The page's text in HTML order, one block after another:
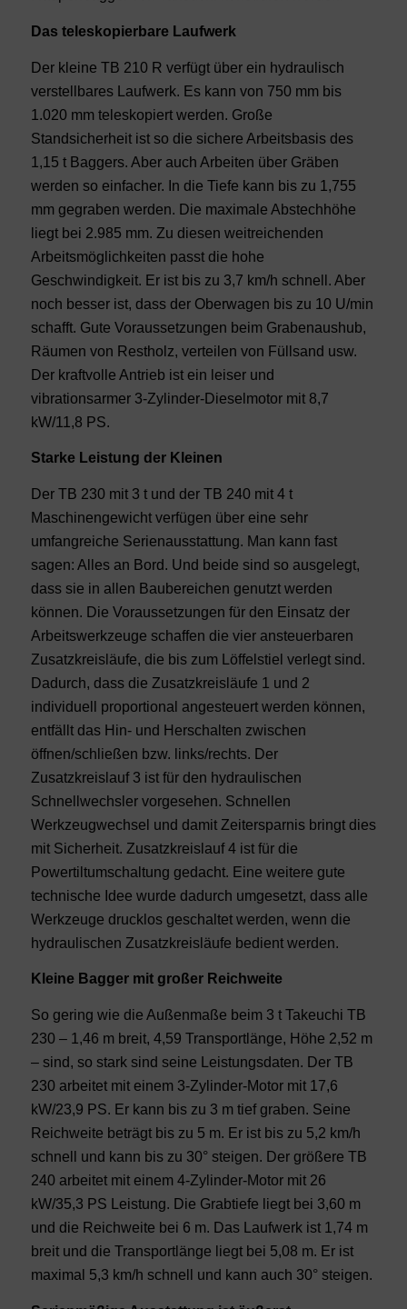
Das teleskopierbare Laufwerk
Der kleine TB 210 R verfügt über ein hydraulisch
verstellbares Laufwerk. Es kann von 750 mm bis
1.020 mm teleskopiert werden. Große
Standsicherheit ist so die sichere Arbeitsbasis des
1,15 t Baggers. Aber auch Arbeiten über Gräben
werden so einfacher. In die Tiefe kann bis zu 1,755
mm gegraben werden. Die maximale Abstechhöhe
liegt bei 2.985 mm. Zu diesen weitreichenden
Arbeitsmöglichkeiten passt die hohe
Geschwindigkeit. Er ist bis zu 3,7 km/h schnell. Aber
noch besser ist, dass der Oberwagen bis zu 10 U/min
schafft. Gute Voraussetzungen beim Grabenaushub,
Räumen von Restholz, verteilen von Füllsand usw.
Der kraftvolle Antrieb ist ein leiser und
vibrationsarmer 3-Zylinder-Dieselmotor mit 8,7
kW/11,8 PS.
Starke Leistung der Kleinen
Der TB 230 mit 3 t und der TB 240 mit 4 t
Maschinengewicht verfügen über eine sehr
umfangreiche Serienausstattung. Man kann fast
sagen: Alles an Bord. Und beide sind so ausgelegt,
dass sie in allen Baubereichen genutzt werden
können. Die Voraussetzungen für den Einsatz der
Arbeitswerkzeuge schaffen die vier ansteuerbaren
Zusatzkreisläufe, die bis zum Löffelstiel verlegt sind.
Dadurch, dass die Zusatzkreisläufe 1 und 2
individuell proportional angesteuert werden können,
entfällt das Hin- und Herschalten zwischen
öffnen/schließen bzw. links/rechts. Der
Zusatzkreislauf 3 ist für den hydraulischen
Schnellwechsler vorgesehen. Schnellen
Werkzeugwechsel und damit Zeitersparnis bringt dies
mit Sicherheit. Zusatzkreislauf 4 ist für die
Powertiltumschaltung gedacht. Eine weitere gute
technische Idee wurde dadurch umgesetzt, dass alle
Werkzeuge drucklos geschaltet werden, wenn die
hydraulischen Zusatzkreisläufe bedient werden.
Kleine Bagger mit großer Reichweite
So gering wie die Außenmaße beim 3 t Takeuchi TB
230 – 1,46 m breit, 4,59 Transportlänge, Höhe 2,52 m
– sind, so stark sind seine Leistungsdaten. Der TB
230 arbeitet mit einem 3-Zylinder-Motor mit 17,6
kW/23,9 PS. Er kann bis zu 3 m tief graben. Seine
Reichweite beträgt bis zu 5 m. Er ist bis zu 5,2 km/h
schnell und kann bis zu 30° steigen. Der größere TB
240 arbeitet mit einem 4-Zylinder-Motor mit 26
kW/35,3 PS Leistung. Die Grabtiefe liegt bei 3,60 m
und die Reichweite bei 6 m. Das Laufwerk ist 1,74 m
breit und die Transportlänge liegt bei 5,08 m. Er ist
maximal 5,3 km/h schnell und kann auch 30° steigen.